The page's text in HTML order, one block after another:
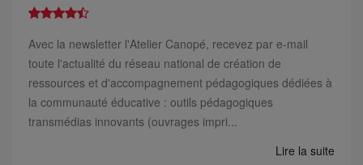
Avec la newsletter l'Atelier Canopé, recevez par e-mail
toute l'actualité du réseau national de création de
ressources et d'accompagnement pédagogiques dédiées à
la communauté éducative : outils pédagogiques
transmédias innovants (ouvrages impri...
Lire la suite